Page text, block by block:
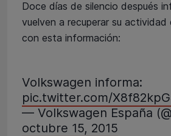
Doce días de silencio después
vuelven a recuperar su actividad
con esta información:
Volkswagen informa:
pic.twitter.com/
— Volkswagen España
octubre 15, 2015